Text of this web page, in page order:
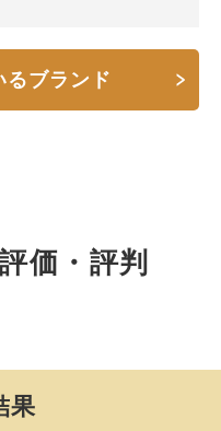
るブランド
価・評判
果